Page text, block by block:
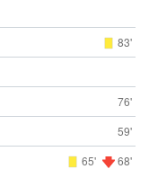
83'
76'
59'
65' 68'